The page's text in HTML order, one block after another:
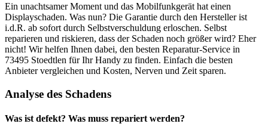
Ein unachtsamer Moment und das Mobilfunkgerät hat einen
Displayschaden. Was nun? Die Garantie durch den Hersteller ist
i.d.R. ab sofort durch Selbstverschuldung erloschen. Selbst
reparieren und riskieren, dass der Schaden noch größer wird? Eher
nicht! Wir helfen Ihnen dabei, den besten Reparatur-Service in
73495 Stoedtlen für Ihr Handy zu finden. Einfach die besten
Anbieter vergleichen und Kosten, Nerven und Zeit sparen.
Analyse des Schadens
Was ist defekt? Was muss repariert werden?